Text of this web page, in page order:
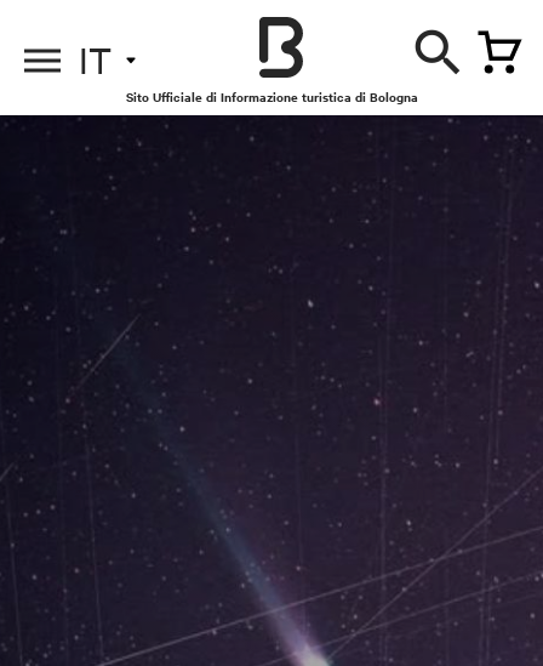
IT
Sito Ufficiale di Informazione turistica di Bologna